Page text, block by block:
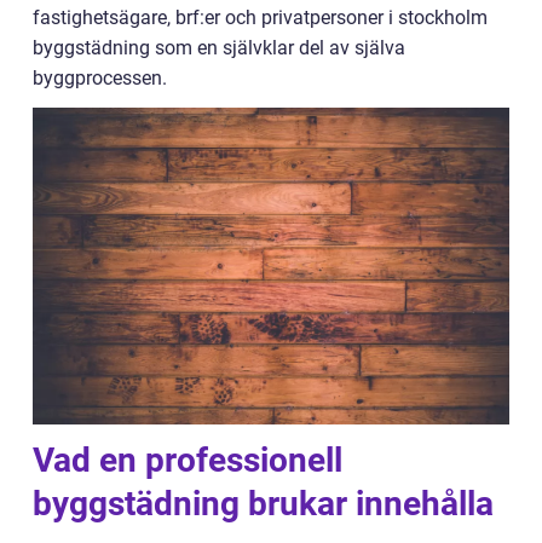
fastighetsägare, brf:er och privatpersoner i stockholm
byggstädning som en självklar del av själva
byggprocessen.
Vad en professionell
byggstädning brukar innehålla